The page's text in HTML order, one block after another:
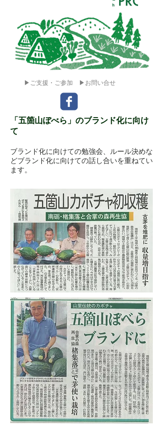
▶ご支援・ご参加 ▶お問い合せ
「五箇山ぼべら」のブランド化に向け
て
ブランド化に向けての勉強会、ルール決めな
どブランド化に向けての話し合いを重ねてい
ます。